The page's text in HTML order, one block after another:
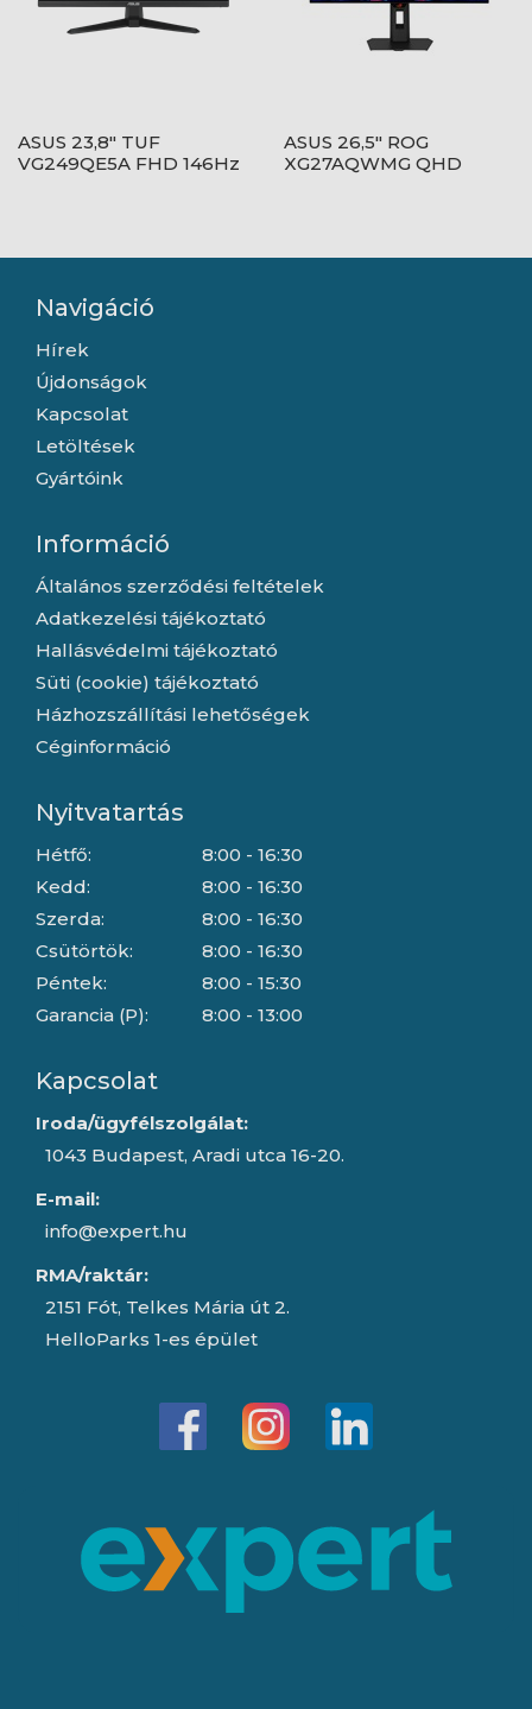
ASUS 23,8" TUF
VG249QE5A FHD 146Hz
ASUS 26,5" ROG
XG27AQWMG QHD
Navigáció
Hírek
Újdonságok
Kapcsolat
Letöltések
Gyártóink
Információ
Általános szerződési feltételek
Adatkezelési tájékoztató
Hallásvédelmi tájékoztató
Süti (cookie) tájékoztató
Házhozszállítási lehetőségek
Céginformáció
Nyitvatartás
Hétfő:
Kedd:
Szerda:
Csütörtök:
Péntek:
Garancia (P):
8:00 - 16:30
8:00 - 16:30
8:00 - 16:30
8:00 - 16:30
8:00 - 15:30
8:00 - 13:00
Kapcsolat
Iroda/ügyfélszolgálat:
1043 Budapest, Aradi utca 16-20.
E-mail:
info@expert.hu
RMA/raktár:
2151 Fót, Telkes Mária út 2.
HelloParks 1-es épület